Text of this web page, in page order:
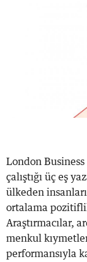
London
çalıştığı üç eş
ülkeden
ortalama
Araştırmacılar,
menkul kıymetler
performansıyla